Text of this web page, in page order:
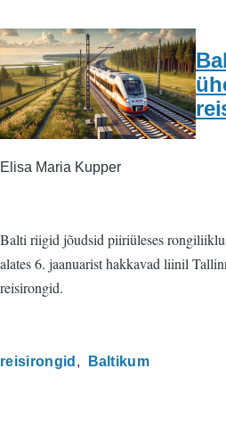
Elisa Maria Kupper
Balti riigid jõudsid piiriüleses
alates 6. jaanuarist hakkavad liinil
reisirongid.
reisirongid Baltikum